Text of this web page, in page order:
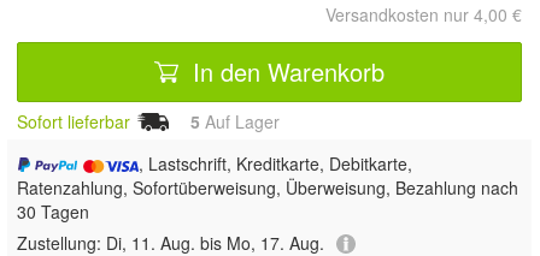
Versandkosten nur 4,00 €
In den Warenkorb
Sofort lieferbar 5 Auf Lager
, Lastschrift, Kreditkarte, Debitkarte,
Ratenzahlung, Sofortüberweisung, Überweisung, Bezahlung nach
30 Tagen
Zustellung: Di, 11. Aug. bis Mo, 17. Aug.